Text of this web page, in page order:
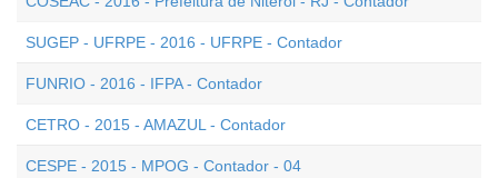
SUGEP - UFRPE - 2016 - UFRPE - Contador
FUNRIO - 2016 - IFPA - Contador
CETRO - 2015 - AMAZUL - Contador
CESPE - 2015 - MPOG - Contador - 04